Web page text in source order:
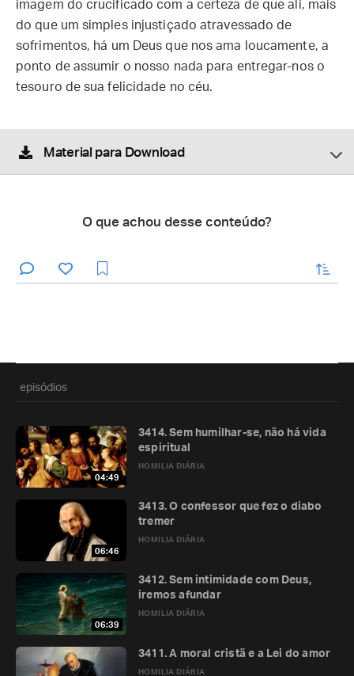
imagem do crucificado com a certeza de que ali, mais
do que um simples injustiçado atravessado de
sofrimentos, há um Deus que nos ama loucamente, a
ponto de assumir o nosso nada para entregar-nos o
tesouro de sua felicidade no céu.
Material para Download
O que achou desse conteúdo?
enviar
episódios
04:49
HOMILIA DIÁRIA
3414. Sem humilhar-se, não há vida
espiritual
06:46
HOMILIA DIÁRIA
3413. O confessor que fez o diabo
tremer
06:39
HOMILIA DIÁRIA
3412. Sem intimidade com Deus,
iremos afundar
HOMILIA DIÁRIA
3411. A moral cristã e a Lei do amor